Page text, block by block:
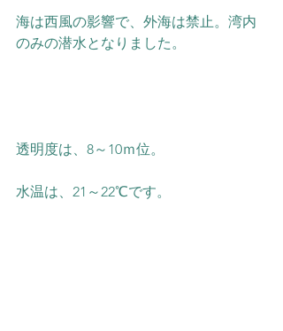
海は西風の影響で、外海は禁止。湾内
のみの潜水となりました。
透明度は、8～10ｍ位。
水温は、21～22℃です。